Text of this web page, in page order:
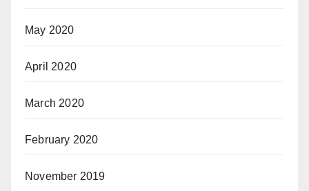
May 2020
April 2020
March 2020
February 2020
November 2019